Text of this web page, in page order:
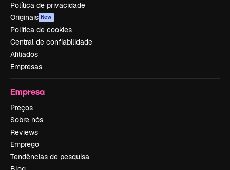
Política de privacidade
Originais New
Política de cookies
Central de confiabilidade
Afiliados
Empresas
Empresa
Preços
Sobre nós
Reviews
Emprego
Tendências de pesquisa